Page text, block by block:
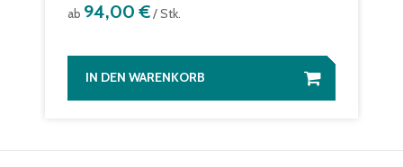
ab 94,00 €/ Stk.
IN DEN WARENKORB